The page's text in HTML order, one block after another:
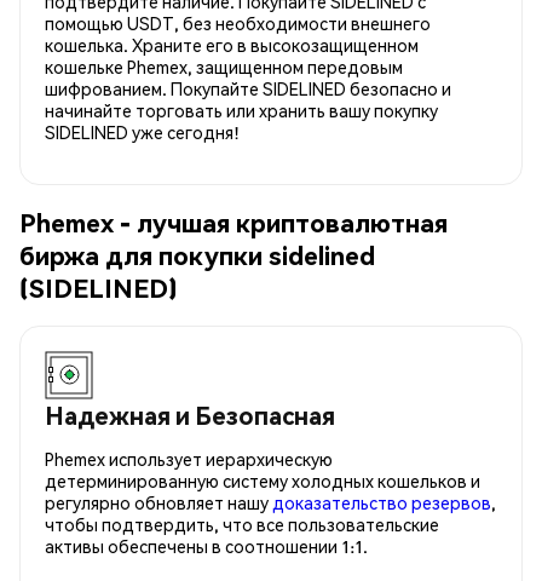
помощью USDT, без необходимости внешнего
кошелька. Храните его в высокозащищенном
кошельке Phemex, защищенном передовым
шифрованием. Покупайте SIDELINED безопасно и
начинайте торговать или хранить вашу покупку
SIDELINED уже сегодня!
Phemex - лучшая криптовалютная
биржа для покупки sidelined
(SIDELINED)
Надежная и Безопасная
Phemex использует иерархическую
детерминированную систему холодных кошельков и
регулярно обновляет нашу доказательство резервов,
чтобы подтвердить, что все пользовательские
активы обеспечены в соотношении 1:1.